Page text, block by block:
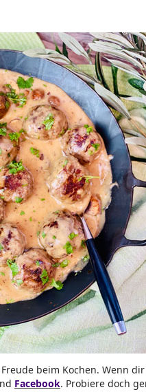
beim Kochen. Wenn
Facebook. Probiere doch